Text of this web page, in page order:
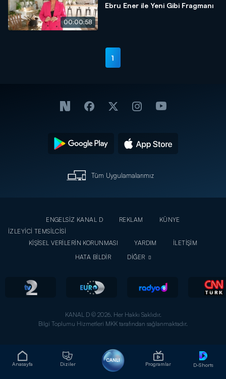
Anasayfa Diziler
CANLI
Programlar D-Shorts
00:00:58
Ebru Ener ile Yeni Gibi Fragmanı
1
Tüm Uygulamalarımız
ENGELSİZ KANAL D REKLAM
KÜNYE
İZLEYİCİ TEMSİLCİSİ
KİŞİSEL VERİLERİN KORUNMASI
YARDIM
İLETİŞİM
HATA BİLDİR
DİĞER
KANAL D © 2026. Her Hakkı Saklıdır.
Bilgi Toplumu Hizmetleri MKK tarafından sağlanmaktadır.